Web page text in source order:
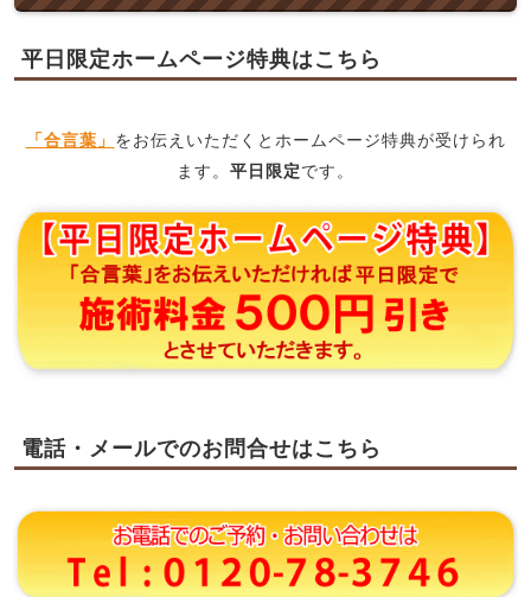
平日限定ホームページ特典はこちら
「合言葉」 をお伝えいただくとホームページ特典が受けられ
ます。 平日限定です。
電話・メールでのお問合せはこちら